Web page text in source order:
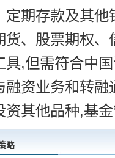
定期存款及其
货、股票期权
具,但需符合中
融资业务和转
资其他品种,基
略